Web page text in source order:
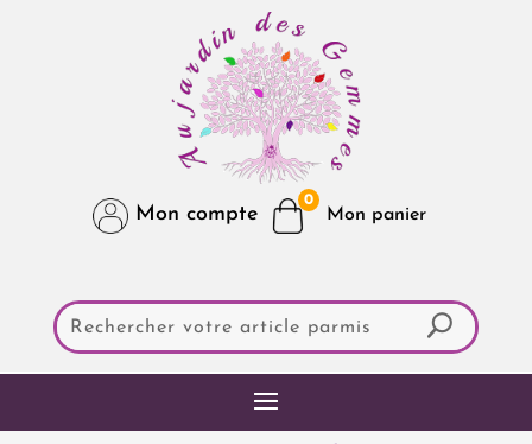
Mon compte
0